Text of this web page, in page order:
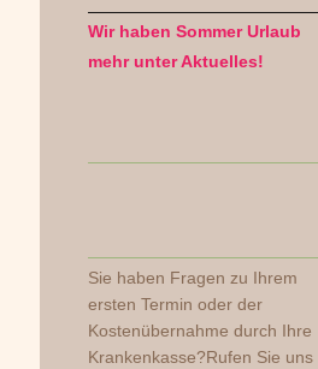
Wir haben Sommer Urlaub
mehr unter Aktuelles!
Sie haben Fragen zu Ihrem
ersten Termin oder der
Kostenübernahme durch Ihre
Krankenkasse?Rufen Sie uns